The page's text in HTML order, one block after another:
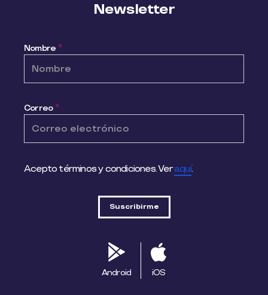
Newsletter
Nombre *
Correo *
Acepto términos y condiciones. Veraquí.
Android iOS